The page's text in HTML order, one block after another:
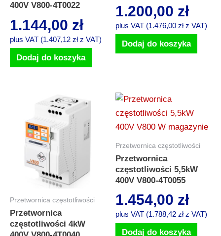
400V V800-4T0022
1.144,00 zł
plus VAT (1.407,12 złz VAT)
Dodaj do koszyka
1.200,00 zł
plus VAT (1.476,00 złz VAT)
Dodaj do koszyka
Przetwornica częstotliwości
Przetwornica
częstotliwości 4kW
Przetwornica częstotliwości
Przetwornica
częstotliwości 5,5kW
400V V800-4T0055
1.454,00 zł
plus VAT (1.788,42 złz VAT)
Dodaj do koszyka